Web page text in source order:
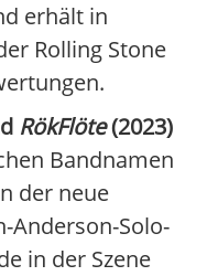
erhält in
Rolling Stone
RökFlöte(2023)
Bandnamen
der neue
Anderson-Solo-
in der Szene